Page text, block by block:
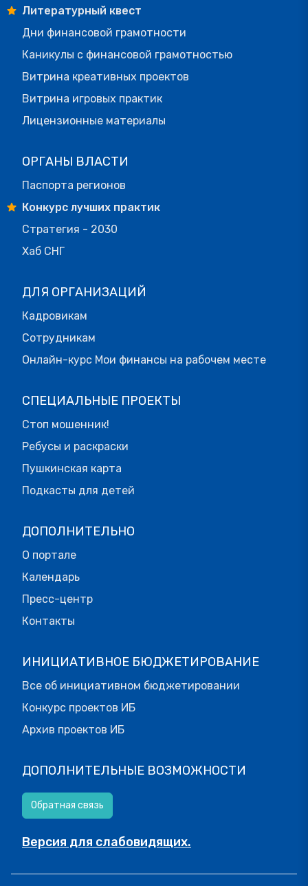
Литературный квест
Дни финансовой грамотности
Каникулы с финансовой грамотностью
Витрина креативных проектов
Витрина игровых практик
Лицензионные материалы
ОРГАНЫ ВЛАСТИ
Паспорта регионов
Конкурс лучших практик
Стратегия - 2030
Хаб СНГ
ДЛЯ ОРГАНИЗАЦИЙ
Кадровикам
Сотрудникам
Онлайн-курс Мои финансы на рабочем месте
СПЕЦИАЛЬНЫЕ ПРОЕКТЫ
Стоп мошенник!
Ребусы и раскраски
Пушкинская карта
Подкасты для детей
ДОПОЛНИТЕЛЬНО
О портале
Календарь
Пресс-центр
Контакты
ИНИЦИАТИВНОЕ БЮДЖЕТИРОВАНИЕ
Все об инициативном бюджетировании
Конкурс проектов ИБ
Архив проектов ИБ
ДОПОЛНИТЕЛЬНЫЕ ВОЗМОЖНОСТИ
Обратная связь
Версия для слабовидящих.